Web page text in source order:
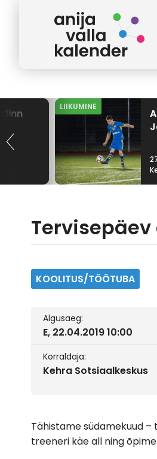
LIIKUMINE
Tervisepäev
KOOLITUS/TÖÖTUBA
Algusaeg:
E, 22.04.2019 10:00
Korraldaja:
Kehra Sotsiaalkeskus
Tähistame südamekuud
treeneri käe all ning